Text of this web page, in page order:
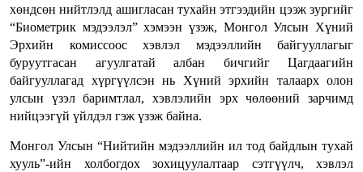
хөндсөн нийтлэлд ашигласан тухайн этгээдийн цээж зургийг
“Биометрик мэдээлэл” хэмээн үзэж, Монгол Улсын Хүний
Эрхийн комиссоос хэвлэл мэдээллийн байгууллагыг
буруутгасан агуулгатай албан бичгийг Цагдаагийн
байгууллагад хүргүүлсэн нь Хүний эрхийн талаарх олон
улсын үзэл баримтлал, хэвлэлийн эрх чөлөөний зарчимд
нийцээгүй үйлдэл гэж үзэж байна.
Монгол Улсын “Нийтийн мэдээллийн ил тод байдлын тухай
хууль”-ийн холбогдох зохицуулалтаар сэтгүүлч, хэвлэл